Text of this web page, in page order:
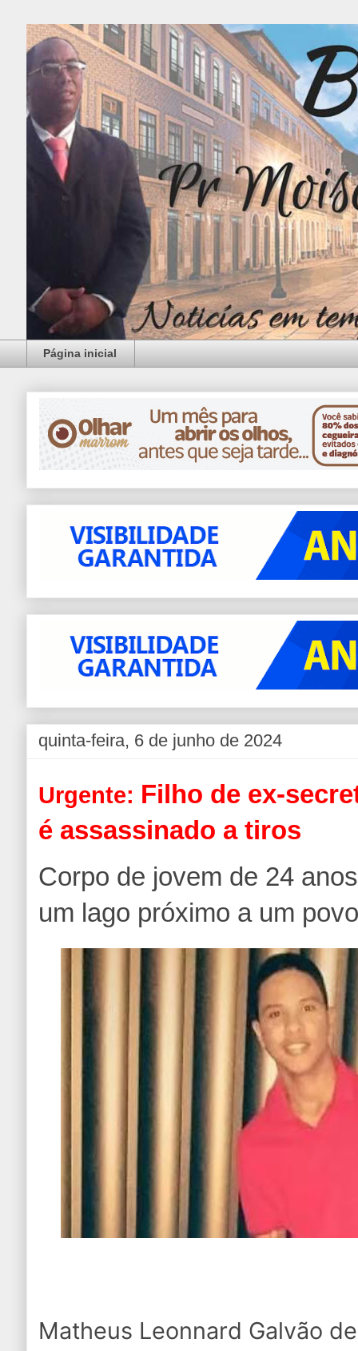
Página inicial
quinta-feira, 6 de junho de 2024
Urgente: Filho de ex-
é assassinado a tiros
Corpo de jovem de 24
um lago próximo a um
Matheus Leonnard Galvão